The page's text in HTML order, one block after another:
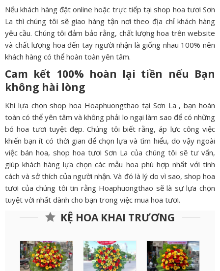
Nếu khách hàng đặt online hoặc trực tiếp tại shop hoa tươi Sơn
La thì chúng tôi sẽ giao hàng tận nơi theo địa chỉ khách hàng
yêu cầu. Chúng tôi đảm bảo rằng, chất lượng hoa trên website
và chất lượng hoa đến tay người nhận là giống nhau 100% nên
khách hàng có thể hoàn toàn yên tâm.
Cam kết 100% hoàn lại tiền nếu Bạn
không hài lòng
Khi lựa chọn shop hoa Hoaphuongthao tại Sơn La , bạn hoàn
toàn có thể yên tâm và không phải lo ngại làm sao để có những
bó hoa tươi tuyệt đẹp. Chúng tôi biết rằng, áp lực công việc
khiến bạn ít có thời gian để chọn lựa và tìm hiểu, do vậy ngoài
việc bán hoa, shop hoa tươi Sơn La của chúng tôi sẽ tư vấn,
giúp khách hàng lựa chọn các mẫu hoa phù hợp nhất với tính
cách và sở thích của người nhận. Và đó là lý do vì sao, shop hoa
tươi của chúng tôi tin rằng Hoaphuongthao sẽ là sự lựa chọn
tuyệt vời nhất dành cho bạn trong việc mua hoa tươi.
KỆ HOA KHAI TRƯƠNG